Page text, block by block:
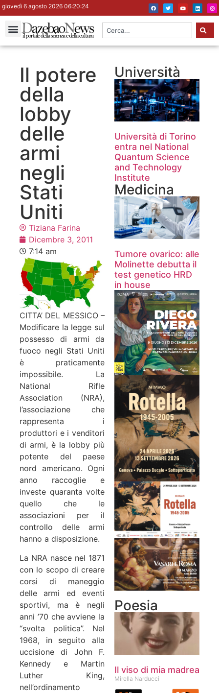
giovedì 6 agosto 2026 06:20:25
Il potere
della
lobby
delle
armi
negli
Stati
Uniti
Tiziana Farina
Dicembre 3, 2011
7:14 am
CITTA’ DEL MESSICO –
Modificare la legge sul
possesso di armi da
fuoco negli Stati Uniti
è praticamente
impossibile. La
National Rifle
Association (NRA),
l’associazione che
rappresenta i
produttori e i venditori
di armi, è la lobby più
potente del paese
nord americano. Ogni
anno raccoglie e
investe quaranta volte
quello che le
associazioni per il
controllo delle armi
hanno a disposizione.
La NRA nasce nel 1871
con lo scopo di creare
corsi di maneggio
delle armi ed eventi
sportivi, ma è negli
anni ’70 che avviene la
“svolta politica”. Nel
1968, in seguito alla
uccisione di John F.
Kennedy e Martin
Luther King,
nell’ordinamento
Università
Università di Torino
entra nel National
Quantum Science
and Technology
Institute
Medicina
Tumore ovarico: alle
Molinette debutta il
test genetico HRD
in house
Poesia
Il viso di mia madrea
Mirella Narducci